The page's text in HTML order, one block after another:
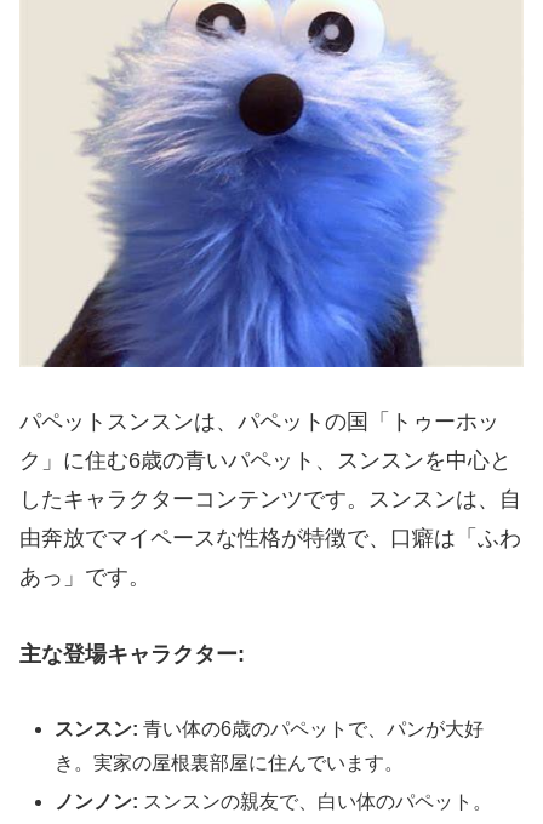
パペットスンスンは、パペットの国「トゥーホッ
ク」に住む6歳の青いパペット、スンスンを中心と
したキャラクターコンテンツです。スンスンは、自
由奔放でマイペースな性格が特徴で、口癖は「ふわ
あっ」です。
主な登場キャラクター:
スンスン: 青い体の6歳のパペットで、パンが大好
き。実家の屋根裏部屋に住んでいます。
ノンノン: スンスンの親友で、白い体のパペット。